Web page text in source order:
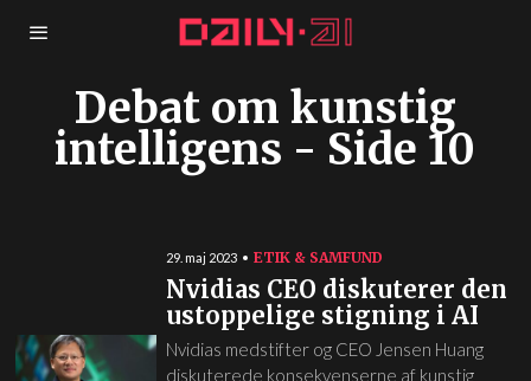
Debat om kunstig
intelligens - Side 10
29. maj 2023 ETIK & SAMFUND
Nvidias CEO diskuterer den
ustoppelige stigning i AI
Nvidias medstifter og CEO Jensen Huang
diskuterede konsekvenserne af kunstig